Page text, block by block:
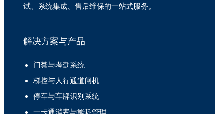
试、系统集成、售后维保的一站式服务。
解决方案与产品
门禁与考勤系统
梯控与人行通道闸机
停车与车牌识别系统
一卡通消费与能耗管理